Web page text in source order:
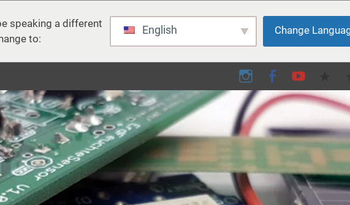
speaking a different
to:
English Change
- Bricolaje, electrónica,